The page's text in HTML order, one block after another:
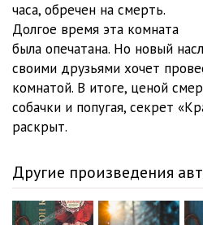
14
15
17
19
часа, обречен на смерть.
Долгое время эта комната
была опечатана. Но новый
своими друзьями хочет
комнатой. В итоге, ценой
собачки и попугая, секрет
раскрыт.
Другие произведения